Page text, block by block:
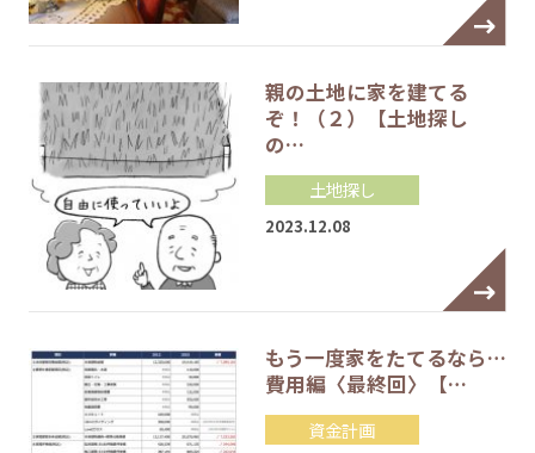
親の土地に家を建てる
ぞ！（２）【土地探し
の…
土地探し
2023.12.08
もう一度家をたてるなら…
費用編〈最終回〉【…
資金計画